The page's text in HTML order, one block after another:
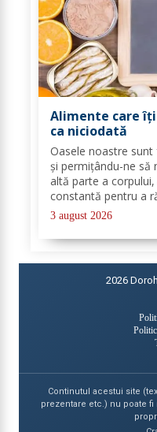
Alimente care
ca niciodată
Oasele noastre
și permițându-ne să
altă parte a
constantă pentru a
a lungul vieții. Din
magice, ci de
3 august 2026
2026
Continutul acestui site
prezentare etc.) nu poate